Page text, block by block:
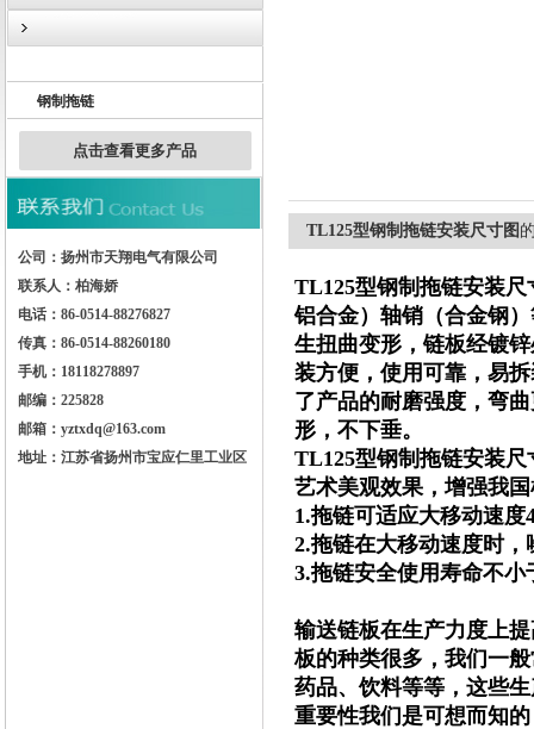
扬州市天翔电气有限公司
塑料拖链
钢制拖链
点击查看更多产品
公司：扬州市天翔电气有限公司
联系人：柏海娇
电话：86-0514-88276827
传真：86-0514-88260180
手机：18118278897
邮编：225828
邮箱：yztxdq@163.com
地址：江苏省扬州市宝应仁里工业区
TL125型钢制拖链安装尺寸图
TL125型钢制拖链安装尺
铝合金）轴销（合金钢
生扭曲变形，链板经镀
装方便，使用可靠，易
了产品的耐磨强度，弯
形，不下垂。
TL125型钢制拖链安装尺
艺术美观效果，增强我
1.拖链可适应大移动速度
2.拖链在大移动速度时
3.拖链安全使用寿命不小
输送链板在生产力度上
板的种类很多，我们一
药品、饮料等等，这些
重要性我们是可想而知